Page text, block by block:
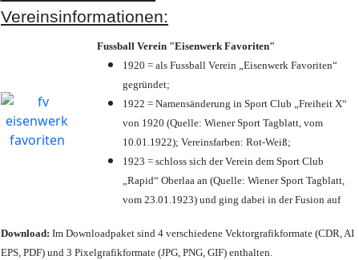
Vereinsinformationen:
Fussball Verein "Eisenwerk Favoriten"
1920 = als Fussball Verein „Eisenwerk Favoriten“
gegründet;
1922 = Namensänderung in Sport Club „Freiheit X“
von 1920 (Quelle: Wiener Sport Tagblatt, vom
10.01.1922); Vereinsfarben: Rot-Weiß;
1923 = schloss sich der Verein dem Sport Club
„Rapid“ Oberlaa an (Quelle: Wiener Sport Tagblatt,
vom 23.01.1923) und ging dabei in der Fusion auf
Download: Im Downloadpaket sind 4 verschiedene Vektorgrafikformate (CDR, AI
EPS, PDF) und 3 Pixelgrafikformate (JPG, PNG, GIF) enthalten.